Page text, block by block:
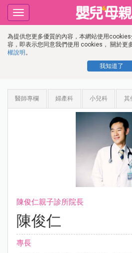
為提供您更多優質的內容，本網站使用
容，即表示您同意我們使用 cookies， 關於更
權說明 。
我知道了
Toggle
navigation
醫師專欄 婦產科 小兒科 其
陳俊仁親子診所院長
陳俊仁
專長